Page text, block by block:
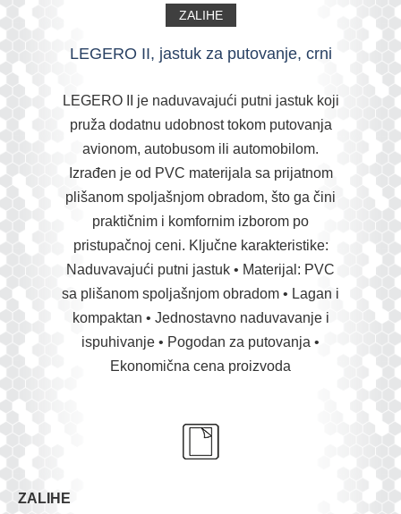
ZALIHE
LEGERO II, jastuk za putovanje, crni
LEGERO II je naduvavajući putni jastuk koji
pruža dodatnu udobnost tokom putovanja
avionom, autobusom ili automobilom.
Izrađen je od PVC materijala sa prijatnom
plišanom spoljašnjom obradom, što ga čini
praktičnim i komfornim izborom po
pristupačnoj ceni. Ključne karakteristike:
Naduvavajući putni jastuk • Materijal: PVC
sa plišanom spoljašnjom obradom • Lagan i
kompaktan • Jednostavno naduvavanje i
ispuhivanje • Pogodan za putovanja •
Ekonomična cena proizvoda
ZALIHE